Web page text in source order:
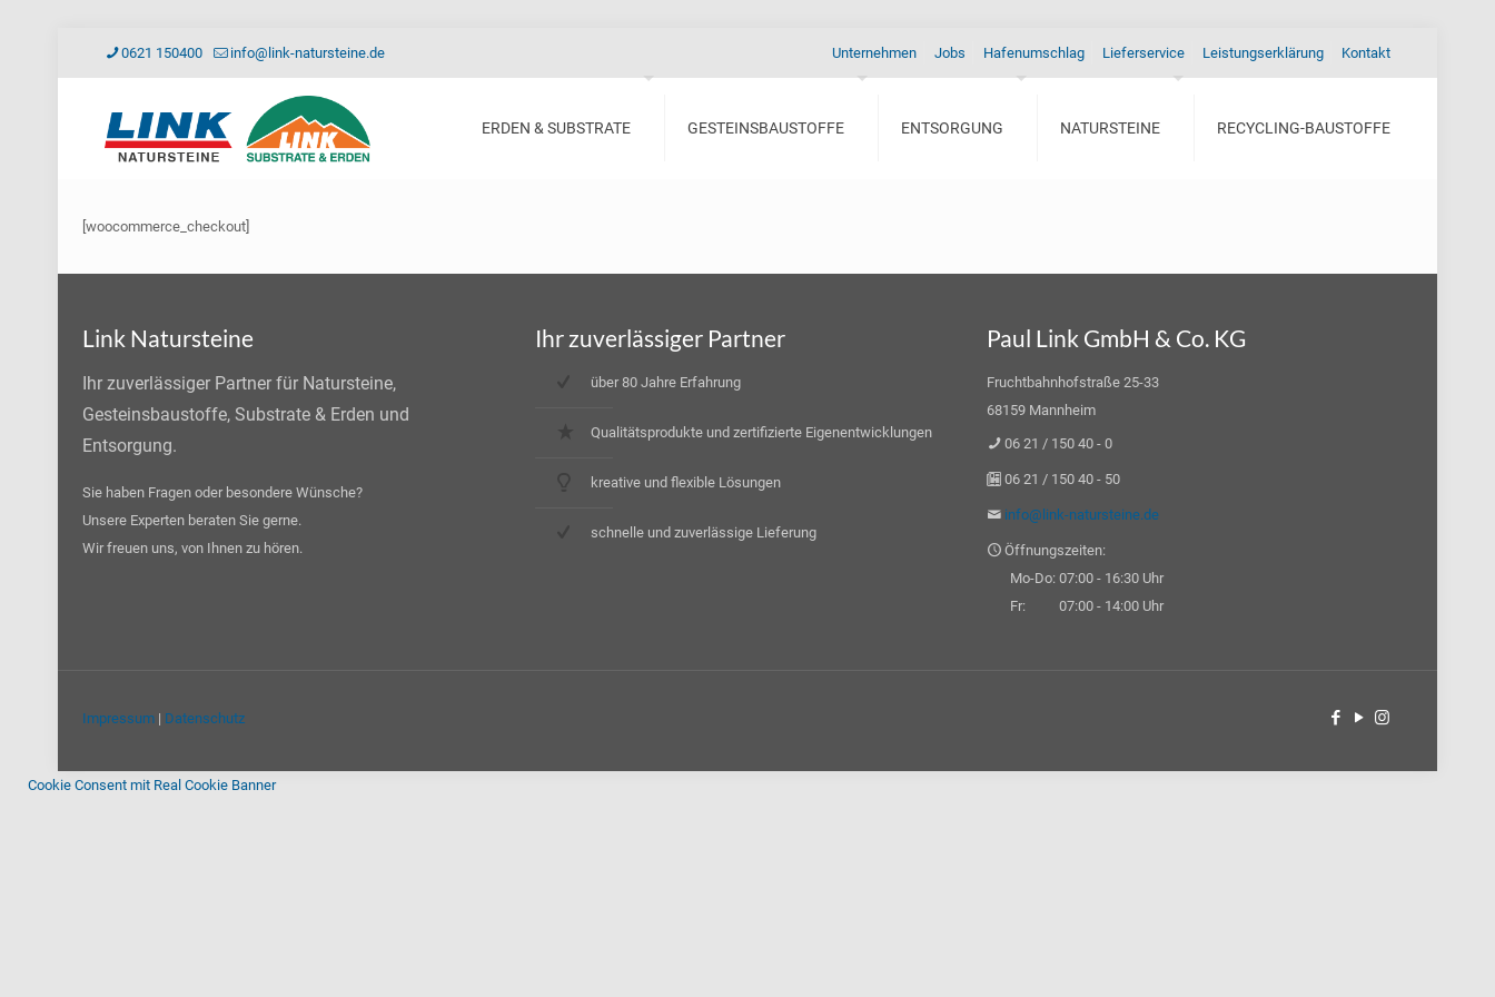
0621 150400 info@link-natursteine.de Unternehmen Jobs Hafenumschlag Lieferservice Leistungserklärung Kontakt
ERDEN & SUBSTRATE GESTEINSBAUSTOFFE ENTSORGUNG NATURSTEINE RECYCLING-BAUSTOFFE
[woocommerce_checkout]
Link Natursteine
Ihr zuverlässiger Partner für Natursteine,
Gesteinsbaustoffe, Substrate & Erden und
Entsorgung.
Sie haben Fragen oder besondere Wünsche?
Unsere Experten beraten Sie gerne.
Wir freuen uns, von Ihnen zu hören.
Ihr zuverlässiger Partner
über 80 Jahre Erfahrung
Qualitätsprodukte und zertifizierte Eigenentwicklungen
kreative und flexible Lösungen
schnelle und zuverlässige Lieferung
Paul Link GmbH & Co. KG
Fruchtbahnhofstraße 25-33
68159 Mannheim
06 21 / 150 40 - 0
06 21 / 150 40 - 50
info@link-natursteine.de
Öffnungszeiten:
Mo-Do: 07:00 - 16:30 Uhr
Fr: 07:00 - 14:00 Uhr
Impressum | Datenschutz
Cookie Consent mit Real Cookie Banner